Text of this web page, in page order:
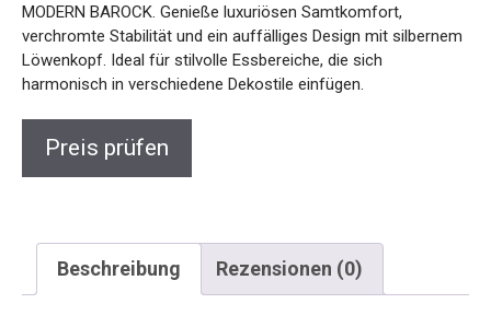
MODERN BAROCK. Genieße luxuriösen Samtkomfort,
verchromte Stabilität und ein auffälliges Design mit silbernem
Löwenkopf. Ideal für stilvolle Essbereiche, die sich
harmonisch in verschiedene Dekostile einfügen.
Preis prüfen
Beschreibung Rezensionen (0)